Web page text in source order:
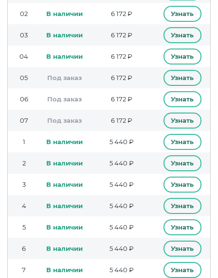
02 В наличии 6 172 ₽ Узнать
03 В наличии 6 172 ₽ Узнать
04 В наличии 6 172 ₽ Узнать
05 Под заказ 6 172 ₽ Узнать
06 Под заказ 6 172 ₽ Узнать
07 Под заказ 6 172 ₽ Узнать
1 В наличии 5 440 ₽ Узнать
2 В наличии 5 440 ₽ Узнать
3 В наличии 5 440 ₽ Узнать
4 В наличии 5 440 ₽ Узнать
5 В наличии 5 440 ₽ Узнать
6 В наличии 5 440 ₽ Узнать
7 В наличии 5 440 ₽ Узнать